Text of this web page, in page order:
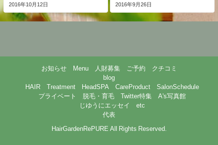
2016年10月12日 2016年9月26日
お知らせ Menu 人財募集 ご予約
クチコミ
blog
HAIR
Treatment HeadSPA CareProduct
SalonSchedule
プライベート
脱毛・育毛 Twitter特集
A's写真館
じゆうにエッセイ
etc
代表
HairGardenRePURE All Rights Reserved.